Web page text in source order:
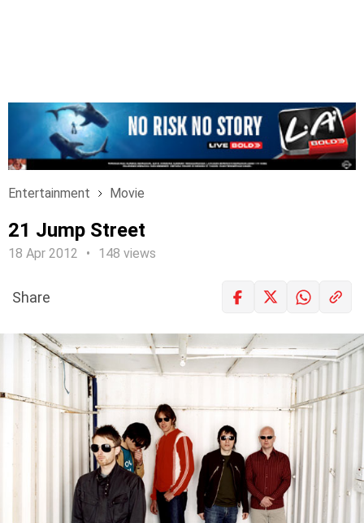
Entertainment Movie
21 Jump Street
18 Apr 2012 148 views
LOGIN
Share